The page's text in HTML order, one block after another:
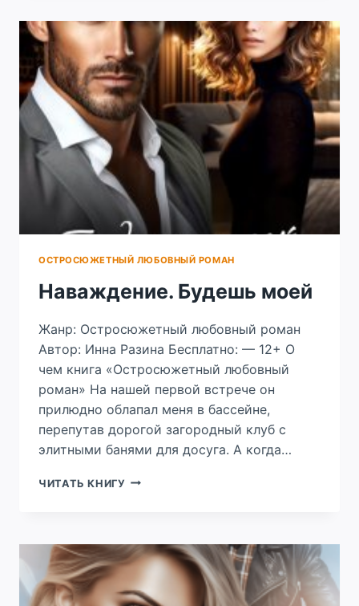
ОСТРОСЮЖЕТНЫЙ ЛЮБОВНЫЙ РОМАН
Наваждение. Будешь моей
Жанр: Остросюжетный любовный роман
Автор: Инна Разина Бесплатно: — 12+ О
чем книга «Остросюжетный любовный
роман» На нашей первой встрече он
прилюдно облапал меня в бассейне,
перепутав дорогой загородный клуб с
элитными банями для досуга. А когда…
ЧИТАТЬ КНИГУ НАВАЖДЕНИЕ.